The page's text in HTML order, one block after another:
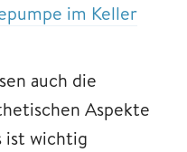
im Keller
auch die
Aspekte
ist wichtig